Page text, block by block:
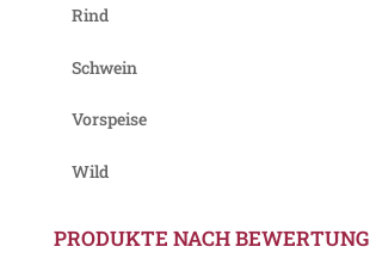
Rind
Schwein
Vorspeise
Wild
PRODUKTE NACH BEWERTUNG